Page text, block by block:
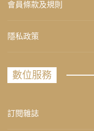
會員條款及規則
隱私政策
數位服務
訂閱雜誌